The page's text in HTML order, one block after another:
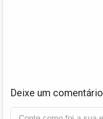
Deixe um comentário